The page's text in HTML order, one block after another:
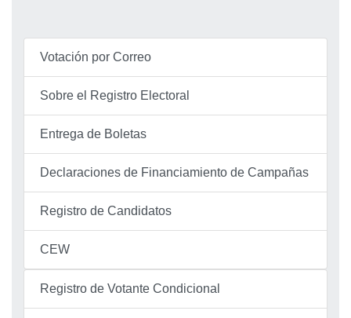
Votación por Correo
Sobre el Registro Electoral
Entrega de Boletas
Declaraciones de Financiamiento de Campañas
Registro de Candidatos
CEW
Registro de Votante Condicional